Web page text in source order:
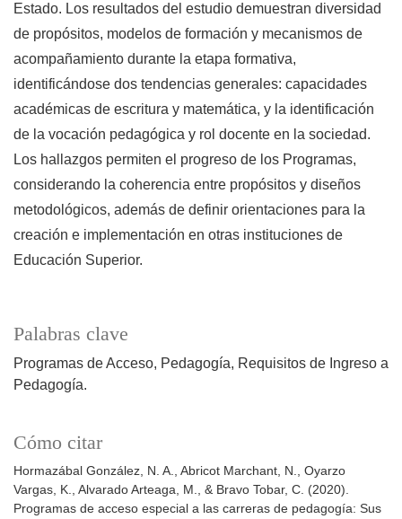
Palabras clave
Programas de Acceso Pedagogía
Requisitos de Ingreso a
Pedagogía.
Cómo citar
Hormazábal González, N. A., Abricot Marchant, N., Oyarzo
Vargas, K., Alvarado Arteaga, M., & Bravo Tobar, C. (2020).
Programas de acceso especial a las carreras de pedagogía: Sus
Estado. Los resultados del estudio demuestran diversidad
de propósitos, modelos de formación y mecanismos de
acompañamiento durante la etapa formativa,
identificándose dos tendencias generales: capacidades
académicas de escritura y matemática, y la identificación
de la vocación pedagógica y rol docente en la sociedad.
Los hallazgos permiten el progreso de los Programas,
considerando la coherencia entre propósitos y diseños
metodológicos, además de definir orientaciones para la
creación e implementación en otras instituciones de
Educación Superior.